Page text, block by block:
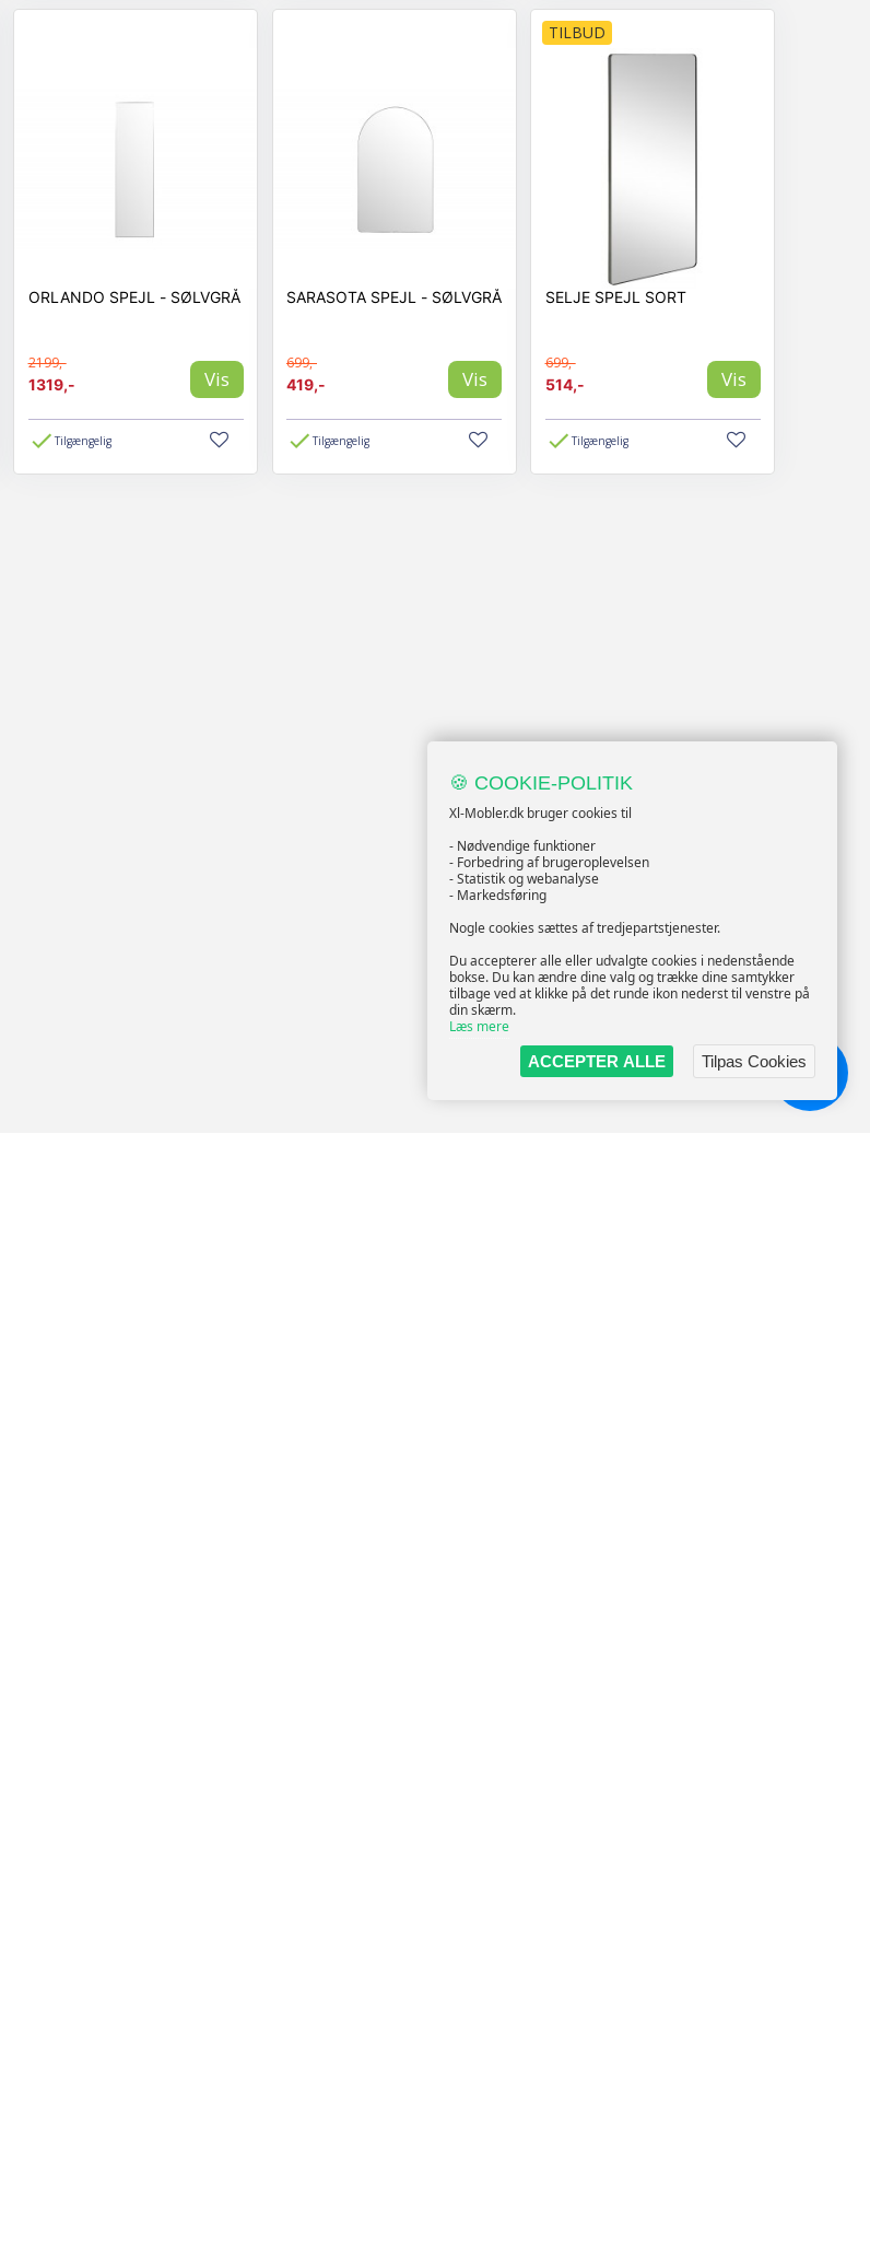
ORLANDO SPEJL - SØLVGRÅ
2199,-
1319,-
Vis
Tilgængelig
SARASOTA SPEJL - SØLVGRÅ
699,-
419,-
Vis
Tilgængelig
TILBUD
SELJE SPEJL SORT
699,-
514,-
Vis
Tilgængelig
🍪 COOKIE-POLITIK
Xl-Mobler.dk bruger cookies til
- Nødvendige funktioner
- Forbedring af brugeroplevelsen
- Statistik og webanalyse
- Markedsføring
Nogle cookies sættes af tredjepartstjenester.
Du accepterer alle eller udvalgte cookies i nedenstående
bokse. Du kan ændre dine valg og trække dine samtykker
tilbage ved at klikke på det runde ikon nederst til venstre på
din skærm.
Læs mere
ACCEPTER ALLE
Tilpas Cookies